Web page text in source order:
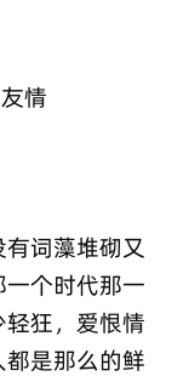
情
词藻堆砌又
个时代那一
狂，爱恨情
是那么的鲜